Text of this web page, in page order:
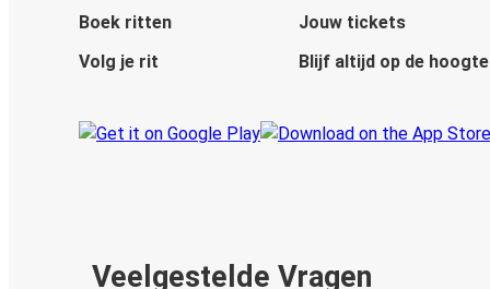
Boek ritten
Jouw tickets
Volg je rit
Blijf altijd op de hoogte
Veelgestelde Vragen